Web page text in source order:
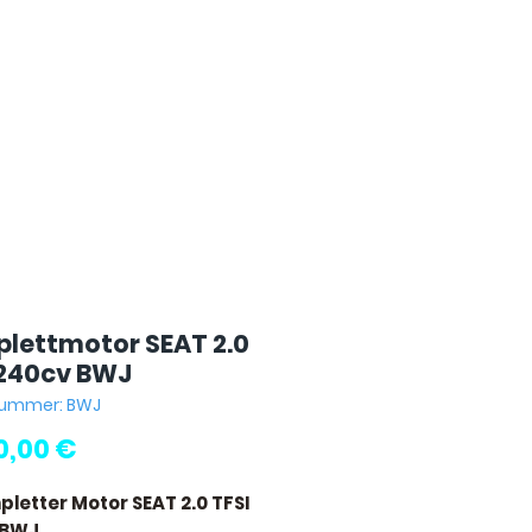
SEAT 2.0
BWJ
BWJ
€
Motor SEAT 2.0 TFSI